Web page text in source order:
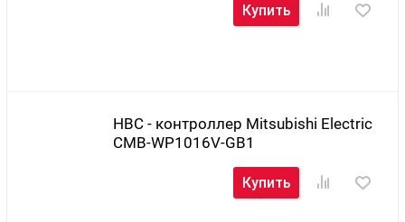
Купить
HBC - контроллер Mitsubishi Electric
CMB-WP1016V-GB1
Купить